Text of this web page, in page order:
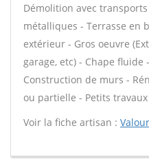
Démolition avec
métalliques - Terrasse en
extérieur - Gros oeuvre
garage, etc) - Chape
Construction de murs -
ou partielle - Petits
Voir la fiche artisan :